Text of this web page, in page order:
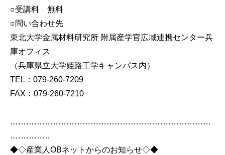
○受講料 無料
○問い合わせ先
東北大学金属材料研究所 附属産学官広域連携センター兵
庫オフィス
（兵庫県立大学姫路工学キャンパス内）
TEL：079-260-7209
FAX：079-260-7210
…………………………………………………………………
……………
◆◇産業人OBネットからのお知らせ◇◆